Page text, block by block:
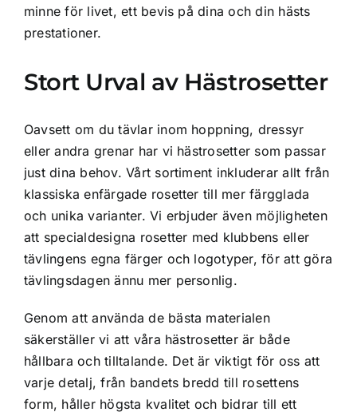
minne för livet, ett bevis på dina och din hästs
prestationer.
Stort Urval av Hästrosetter
Oavsett om du tävlar inom hoppning, dressyr
eller andra grenar har vi hästrosetter som passar
just dina behov. Vårt sortiment inkluderar allt från
klassiska enfärgade rosetter till mer färgglada
och unika varianter. Vi erbjuder även möjligheten
att specialdesigna rosetter med klubbens eller
tävlingens egna färger och logotyper, för att göra
tävlingsdagen ännu mer personlig.
Genom att använda de bästa materialen
säkerställer vi att våra hästrosetter är både
hållbara och tilltalande. Det är viktigt för oss att
varje detalj, från bandets bredd till rosettens
form, håller högsta kvalitet och bidrar till ett